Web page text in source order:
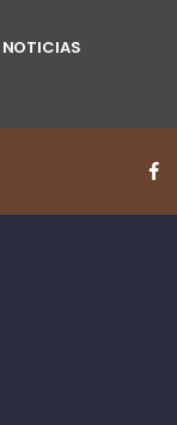
NOTICIAS